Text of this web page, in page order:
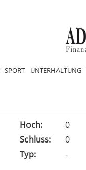
SPORT UNTERHALTUNG
Hoch: 0
Schluss:
0
Typ:
-